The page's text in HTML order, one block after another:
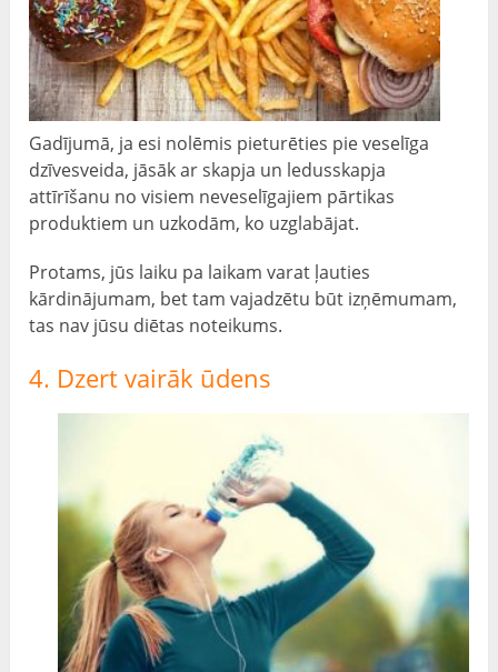
Gadījumā, ja esi nolēmis pieturēties pie veselīga
dzīvesveida, jāsāk ar skapja un ledusskapja
attīrīšanu no visiem neveselīgajiem pārtikas
produktiem un uzkodām, ko uzglabājat.
Protams, jūs laiku pa laikam varat ļauties
kārdinājumam, bet tam vajadzētu būt izņēmumam,
tas nav jūsu diētas noteikums.
4. Dzert vairāk ūdens